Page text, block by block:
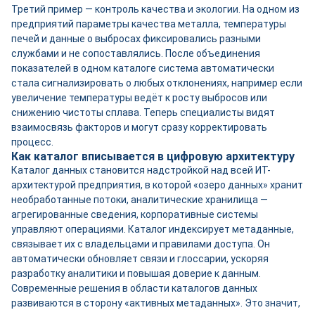
Третий пример — контроль качества и экологии. На одном из
предприятий параметры качества металла, температуры
печей и данные о выбросах фиксировались разными
службами и не сопоставлялись. После объединения
показателей в одном каталоге система автоматически
стала сигнализировать о любых отклонениях, например если
увеличение температуры ведёт к росту выбросов или
снижению чистоты сплава. Теперь специалисты видят
взаимосвязь факторов и могут сразу корректировать
процесс.
Как каталог вписывается в цифровую архитектуру
Каталог данных становится надстройкой над всей ИТ-
архитектурой предприятия, в которой «озеро данных» хранит
необработанные потоки, аналитические хранилища —
агрегированные сведения, корпоративные системы
управляют операциями. Каталог индексирует метаданные,
связывает их с владельцами и правилами доступа. Он
автоматически обновляет связи и глоссарии, ускоряя
разработку аналитики и повышая доверие к данным.
Современные решения в области каталогов данных
развиваются в сторону «активных метаданных». Это значит,